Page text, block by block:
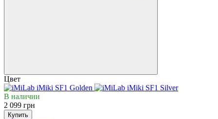
Цвет
В наличии
2 099 грн
Купить